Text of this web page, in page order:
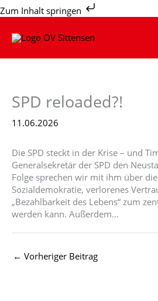
Zum Inhalt springen
Zum
Inhalt
SPD reloaded?!
11.06.2026
Die SPD steckt in der Krise – und
Generalsekretär der SPD den
Folge sprechen wir mit ihm über
Sozialdemokratie, verlorenes
„Bezahlbarkeit des Lebens“ zum
werden kann. Außerdem…
← Vorheriger Beitrag